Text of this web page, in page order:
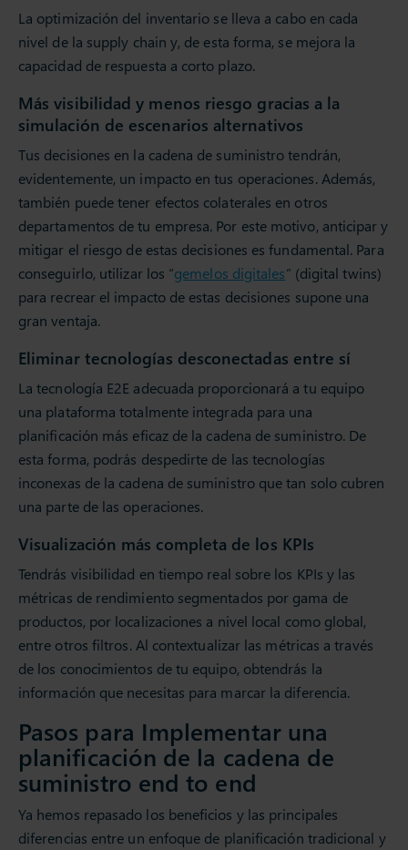
La optimización del inventario se lleva a cabo en cada
nivel de la supply chain y, de esta forma, se mejora la
capacidad de respuesta a corto plazo.
Más visibilidad y menos riesgo gracias a la
simulación de escenarios alternativos
Tus decisiones en la cadena de suministro tendrán,
evidentemente, un impacto en tus operaciones. Además,
también puede tener efectos colaterales en otros
departamentos de tu empresa. Por este motivo, anticipar y
mitigar el riesgo de estas decisiones es fundamental. Para
conseguirlo, utilizar los “gemelos digitales” (digital twins)
para recrear el impacto de estas decisiones supone una
gran ventaja.
Eliminar tecnologías desconectadas entre sí
La tecnología E2E adecuada proporcionará a tu equipo
una plataforma totalmente integrada para una
planificación más eficaz de la cadena de suministro. De
esta forma, podrás despedirte de las tecnologías
inconexas de la cadena de suministro que tan solo cubren
una parte de las operaciones.
Visualización más completa de los KPIs
Tendrás visibilidad en tiempo real sobre los KPIs y las
métricas de rendimiento segmentados por gama de
productos, por localizaciones a nivel local como global,
entre otros filtros. Al contextualizar las métricas a través
de los conocimientos de tu equipo, obtendrás la
información que necesitas para marcar la diferencia.
Pasos para Implementar una
planificación de la cadena de
suministro end to end
Ya hemos repasado los beneficios y las principales
diferencias entre un enfoque de planificación tradicional y